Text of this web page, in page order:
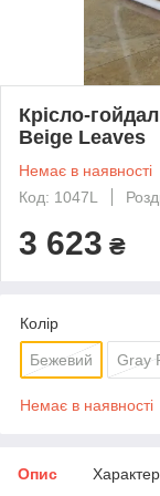
Крісло-
Beige Leaves
Немає в наявності
Код: 1047L
3 623 ₴
Колір
Бежевий Gray
Немає в наявності
Опис